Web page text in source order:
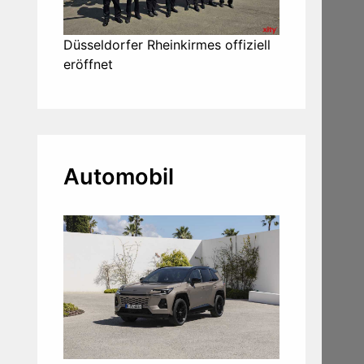
Düsseldorfer Rheinkirmes offiziell
eröffnet
Automobil